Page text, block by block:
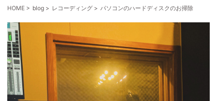
HOME > blog > レコーディング > パソコンのハードディスクのお掃除